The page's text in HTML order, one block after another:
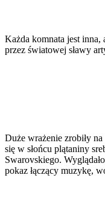
Każda komnata jest inna,
przez światowej sławy
Duże wrażenie zrobiły na
się w słońcu plątaniny
Swarovskiego.
pokaz łączący muzykę,